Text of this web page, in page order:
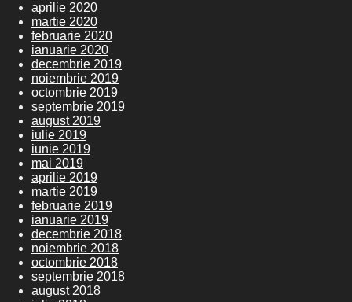
aprilie 2020
martie 2020
februarie 2020
ianuarie 2020
decembrie 2019
noiembrie 2019
octombrie 2019
septembrie 2019
august 2019
iulie 2019
iunie 2019
mai 2019
aprilie 2019
martie 2019
februarie 2019
ianuarie 2019
decembrie 2018
noiembrie 2018
octombrie 2018
septembrie 2018
august 2018